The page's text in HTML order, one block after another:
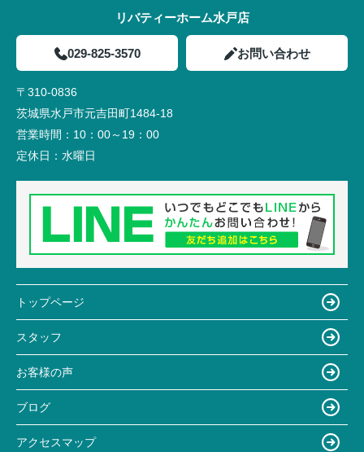
リバティーホーム水戸店
029-825-3570 お問い合わせ
〒310-0836
茨城県水戸市元吉田町1484-18
営業時間： 10：00～19：00
定休日： 水曜日
トップページ
スタッフ
お客様の声
ブログ
アクセスマップ